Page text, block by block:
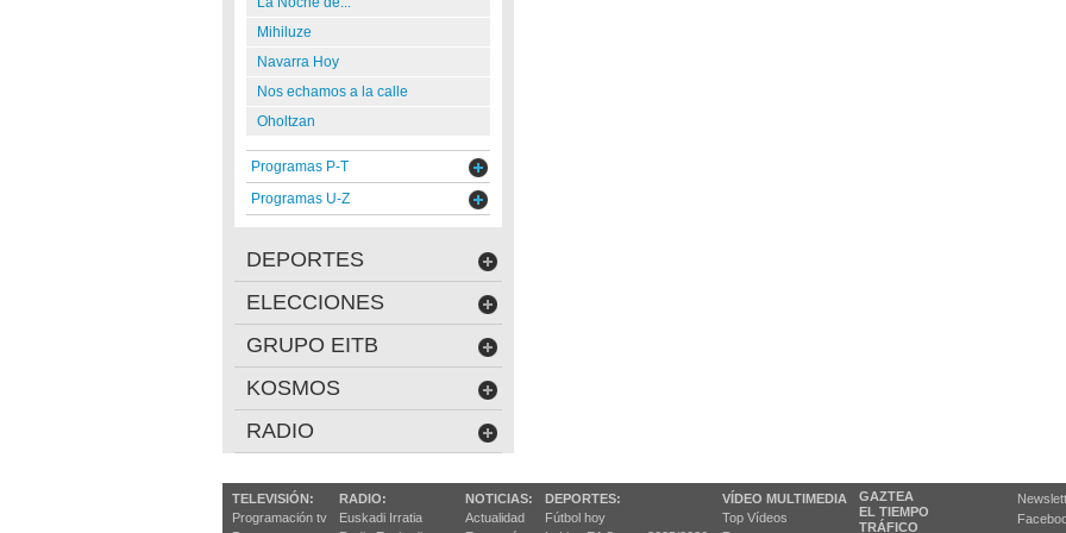
Mihiluze
Navarra Hoy
Nos echamos a la calle
Oholtzan
Programas P-T
Programas U-Z
DEPORTES
ELECCIONES
GRUPO EITB
KOSMOS
RADIO
TELEVISIÓN:
Programación tv
RADIO:
Euskadi Irratia
NOTICIAS:
Actualidad
DEPORTES:
Fútbol hoy
VÍDEO MULTIMEDIA
Top Vídeos
GAZTEA
EL TIEMPO
TRÁFICO